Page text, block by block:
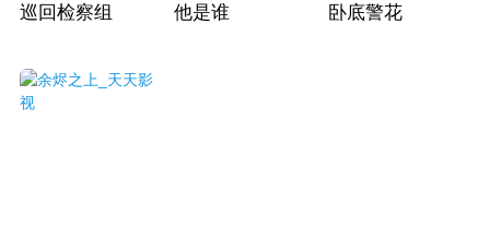
巡回检察组 他是谁 卧底警花